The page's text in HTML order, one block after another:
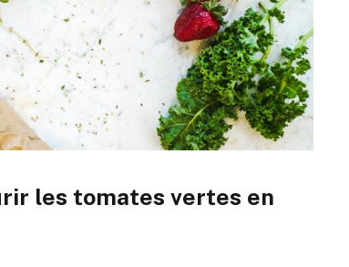
les tomates vertes en